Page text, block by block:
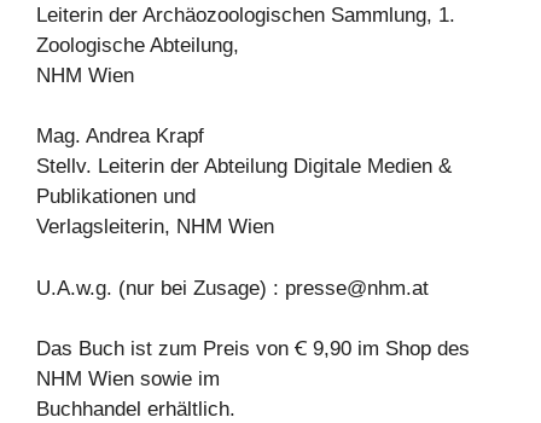
Leiterin der Archäozoologischen Sammlung, 1.
Zoologische Abteilung,
NHM Wien
Mag. Andrea Krapf
Stellv. Leiterin der Abteilung Digitale Medien &
Publikationen und
Verlagsleiterin, NHM Wien
U.A.w.g. (nur bei Zusage) : presse@nhm.at
Das Buch ist zum Preis von Ꞓ 9,90 im Shop des
NHM Wien sowie im
Buchhandel erhältlich.